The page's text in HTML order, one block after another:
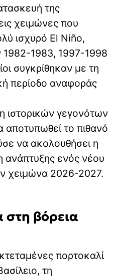
της
χειμώνες που
ισχυρό El Niño,
1982-1983, 1997-1998
συγκρίθηκαν με τη
περίοδο αναφοράς
ιστορικών γεγονότων
αποτυπωθεί το πιθανό
να ακολουθήσει η
ενός νέου
χειμώνα 2026-2027.
στη βόρεια
πορτοκαλί
τη